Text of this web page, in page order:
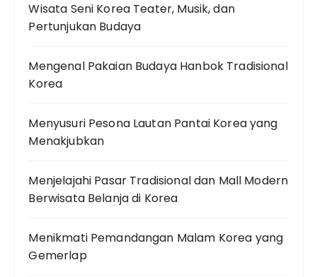
Wisata Seni Korea Teater, Musik, dan
Pertunjukan Budaya
Mengenal Pakaian Budaya Hanbok Tradisional
Korea
Menyusuri Pesona Lautan Pantai Korea yang
Menakjubkan
Menjelajahi Pasar Tradisional dan Mall Modern
Berwisata Belanja di Korea
Menikmati Pemandangan Malam Korea yang
Gemerlap